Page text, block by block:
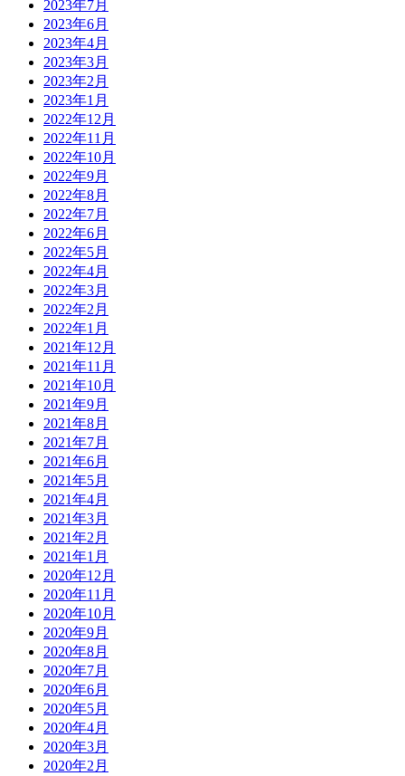
2023年7月
2023年6月
2023年4月
2023年3月
2023年2月
2023年1月
2022年12月
2022年11月
2022年10月
2022年9月
2022年8月
2022年7月
2022年6月
2022年5月
2022年4月
2022年3月
2022年2月
2022年1月
2021年12月
2021年11月
2021年10月
2021年9月
2021年8月
2021年7月
2021年6月
2021年5月
2021年4月
2021年3月
2021年2月
2021年1月
2020年12月
2020年11月
2020年10月
2020年9月
2020年8月
2020年7月
2020年6月
2020年5月
2020年4月
2020年3月
2020年2月